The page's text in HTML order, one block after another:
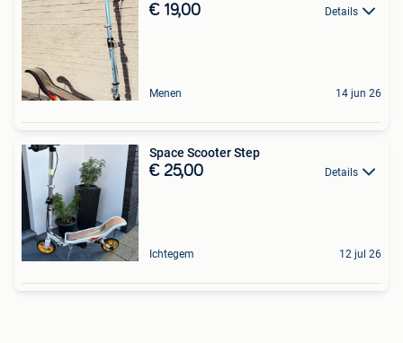
€ 19,00 Details
Menen 14 jun 26
Space Scooter Step
€ 25,00 Details
Ichtegem 12 jul 26